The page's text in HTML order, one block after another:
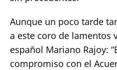
Aunque un poco tarde
a este coro de lamentos
español Mariano Rajoy:
compromiso con el